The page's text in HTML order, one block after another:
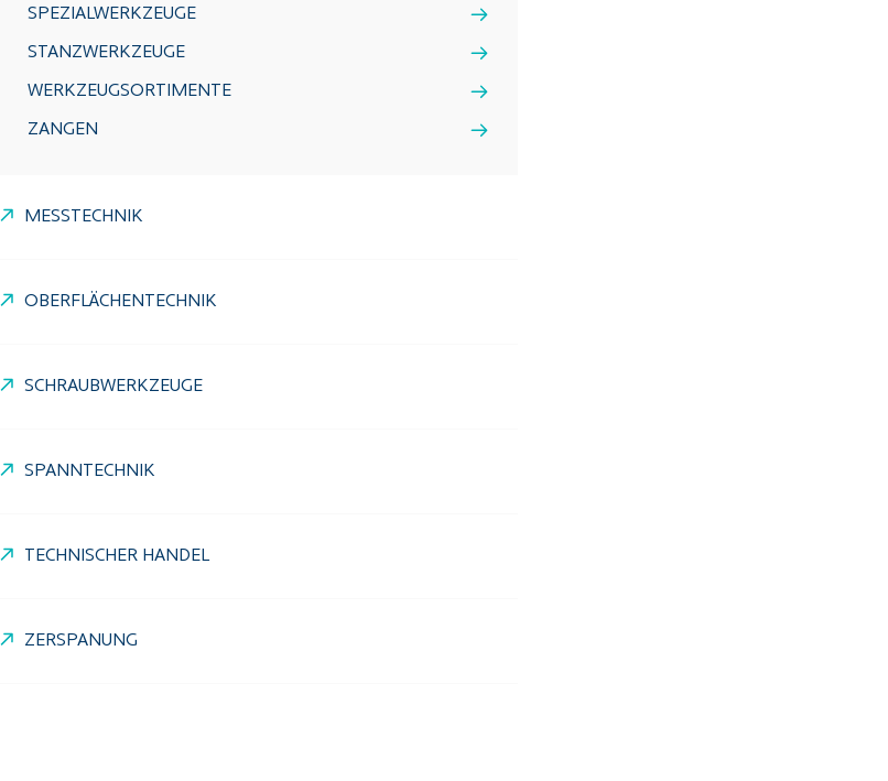
SPEZIALWERKZEUGE
STANZWERKZEUGE
WERKZEUGSORTIMENTE
ZANGEN
MESSTECHNIK
OBERFLÄCHENTECHNIK
SCHRAUBWERKZEUGE
SPANNTECHNIK
TECHNISCHER HANDEL
ZERSPANUNG